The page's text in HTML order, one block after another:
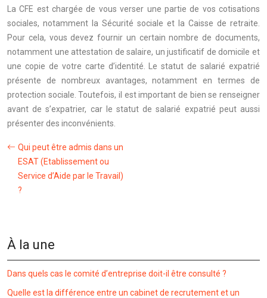
La CFE est chargée de vous verser une partie de vos cotisations
sociales, notamment la Sécurité sociale et la Caisse de retraite.
Pour cela, vous devez fournir un certain nombre de documents,
notamment une attestation de salaire, un justificatif de domicile et
une copie de votre carte d’identité. Le statut de salarié expatrié
présente de nombreux avantages, notamment en termes de
protection sociale. Toutefois, il est important de bien se renseigner
avant de s’expatrier, car le statut de salarié expatrié peut aussi
présenter des inconvénients.
Qui peut être admis dans un
ESAT (Etablissement ou
Service d’Aide par le Travail)
?
À la une
Dans quels cas le comité d’entreprise doit-il être consulté ?
Quelle est la différence entre un cabinet de recrutement et un